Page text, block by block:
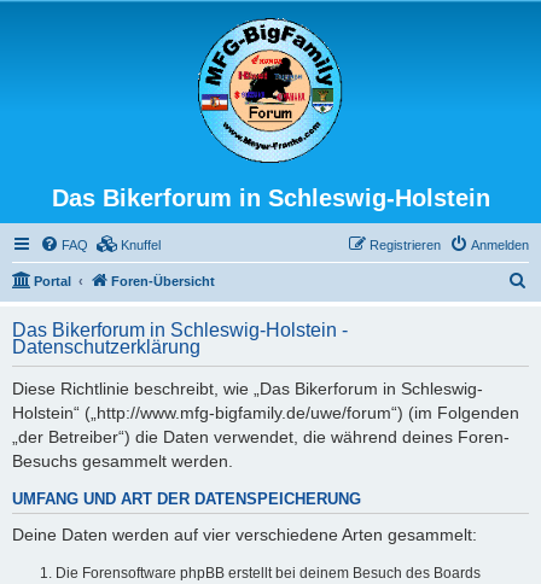
Das Bikerforum in Schleswig-Holstein
FAQ Knuffel Anmelden
Registrieren
Portal Foren-Übersicht
h
Das Bikerforum in Schleswig-Holstein -
Datenschutzerklärung
Diese Richtlinie beschreibt, wie „Das Bikerforum in Schleswig-
Holstein“ („http://www.mfg-bigfamily.de/uwe/forum“) (im Folgenden
„der Betreiber“) die Daten verwendet, die während deines Foren-
Besuchs gesammelt werden.
UMFANG UND ART DER DATENSPEICHERUNG
Deine Daten werden auf vier verschiedene Arten gesammelt:
Die Forensoftware phpBB erstellt bei deinem Besuch des Boards